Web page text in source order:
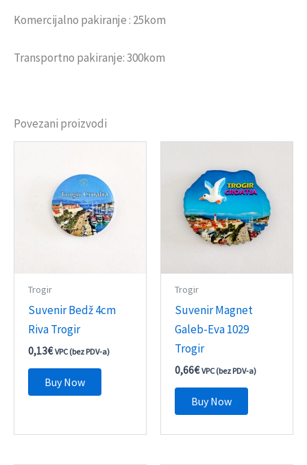
Komercijalno pakiranje : 25kom
Transportno pakiranje: 300kom
Povezani proizvodi
Trogir
Suvenir Bedž 4cm
Riva Trogir
0,13€ VPC (bez PDV-a)
Buy Now
Trogir
Suvenir Magnet
Galeb-Eva 1029
Trogir
0,66€ VPC (bez PDV-a)
Buy Now